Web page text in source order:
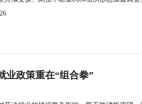
业政策重在“组合拳”